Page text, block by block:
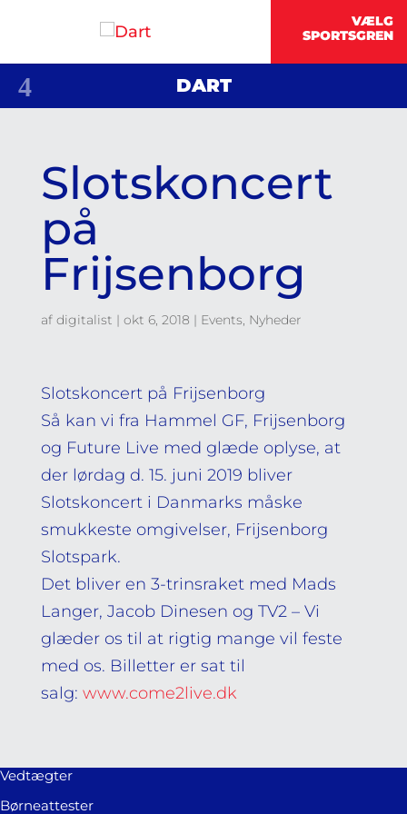
DART
Slotskoncert
på
Frijsenborg
af digitalist | okt 6, 2018 | Events, Nyheder
Slotskoncert på Frijsenborg
Så kan vi fra Hammel GF, Frijsenborg
og Future Live med glæde oplyse, at
der lørdag d. 15. juni 2019 bliver
Slotskoncert i Danmarks måske
smukkeste omgivelser, Frijsenborg
Slotspark.
Det bliver en 3-trinsraket med Mads
Langer, Jacob Dinesen og TV2 – Vi
glæder os til at rigtig mange vil feste
med os. Billetter er sat til
salg: www.come2live.dk
Vedtægter
Børneattester